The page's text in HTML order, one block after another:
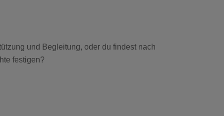
und Begleitung, oder du findest nach
festigen?